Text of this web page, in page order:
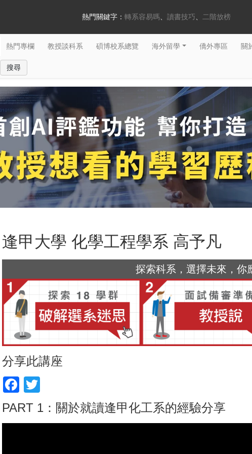
熱門關鍵字： 轉系容易嗎 讀書技巧 二階放榜
熱門專欄 教授談科系 碩博校系總覽 海外留學 僑外專區 關
逢甲大學 化學工程學系 高予凡
探索科系，選擇未來，你
分享此講座
Facebook
PART 1：關於就讀逢甲化工系的經驗分享